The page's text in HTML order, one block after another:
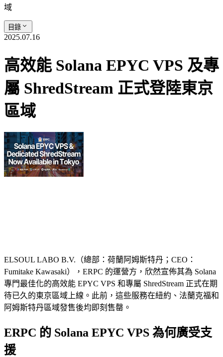
域
目錄
2025.07.16
高效能 Solana EPYC VPS 及專
屬 ShredStream 正式登陸東京
區域
ELSOUL LABO B.V.（總部：荷蘭阿姆斯特丹；CEO：
Fumitake Kawasaki），ERPC 的運營方，欣然宣佈其為 Solana
專門最佳化的高效能 EPYC VPS 和專屬 ShredStream 正式在期
待已久的東京區域上線。此前，這些服務在紐約、法蘭克福和
阿姆斯特丹區域發售後均即刻售罄。
ERPC 的 Solana EPYC VPS 為何廣受支
援